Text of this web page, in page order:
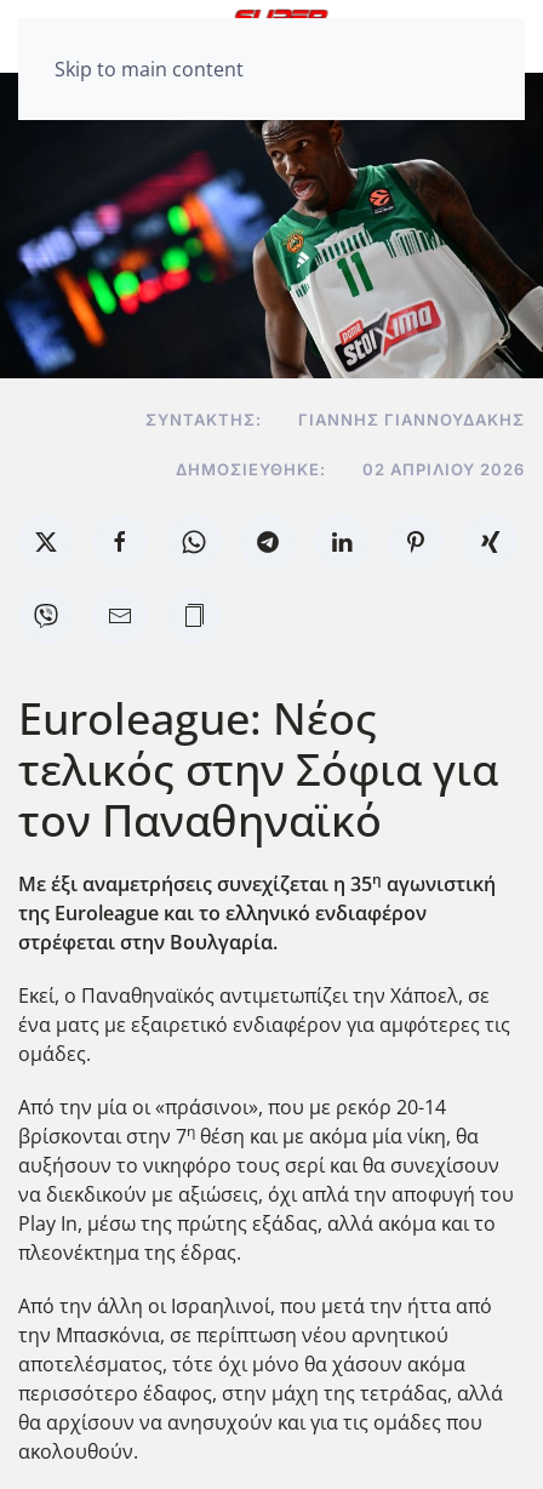
Skip to main content
ΣΥΝΤΆΚΤΗΣ: ΓΙΆΝΝΗΣ ΓΙΑΝΝΟΥΔΆΚΗΣ
ΔΗΜΟΣΙΕΎΘΗΚΕ: 02 ΑΠΡΙΛΊΟΥ 2026
Euroleague: Νέος
τελικός στην Σόφια για
τον Παναθηναϊκό
Με έξι αναμετρήσεις συνεχίζεται η 35η αγωνιστική
της Euroleague και το ελληνικό ενδιαφέρον
στρέφεται στην Βουλγαρία.
Εκεί, ο Παναθηναϊκός αντιμετωπίζει την Χάποελ, σε
ένα ματς με εξαιρετικό ενδιαφέρον για αμφότερες τις
ομάδες.
Από την μία οι «πράσινοι», που με ρεκόρ 20-14
βρίσκονται στην 7η θέση και με ακόμα μία νίκη, θα
αυξήσουν το νικηφόρο τους σερί και θα συνεχίσουν
να διεκδικούν με αξιώσεις, όχι απλά την αποφυγή του
Play In, μέσω της πρώτης εξάδας, αλλά ακόμα και το
πλεονέκτημα της έδρας.
Από την άλλη οι Ισραηλινοί, που μετά την ήττα από
την Μπασκόνια, σε περίπτωση νέου αρνητικού
αποτελέσματος, τότε όχι μόνο θα χάσουν ακόμα
περισσότερο έδαφος, στην μάχη της τετράδας, αλλά
θα αρχίσουν να ανησυχούν και για τις ομάδες που
ακολουθούν.